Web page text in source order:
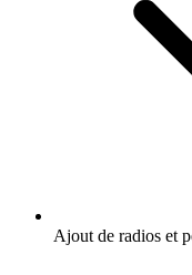
Ajout de radios et